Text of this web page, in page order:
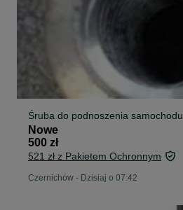
Śruba do podnoszenia samochodu
Nowe
500 zł
521 zł z Pakietem Ochronnym
Czernichów - Dzisiaj o 07:42